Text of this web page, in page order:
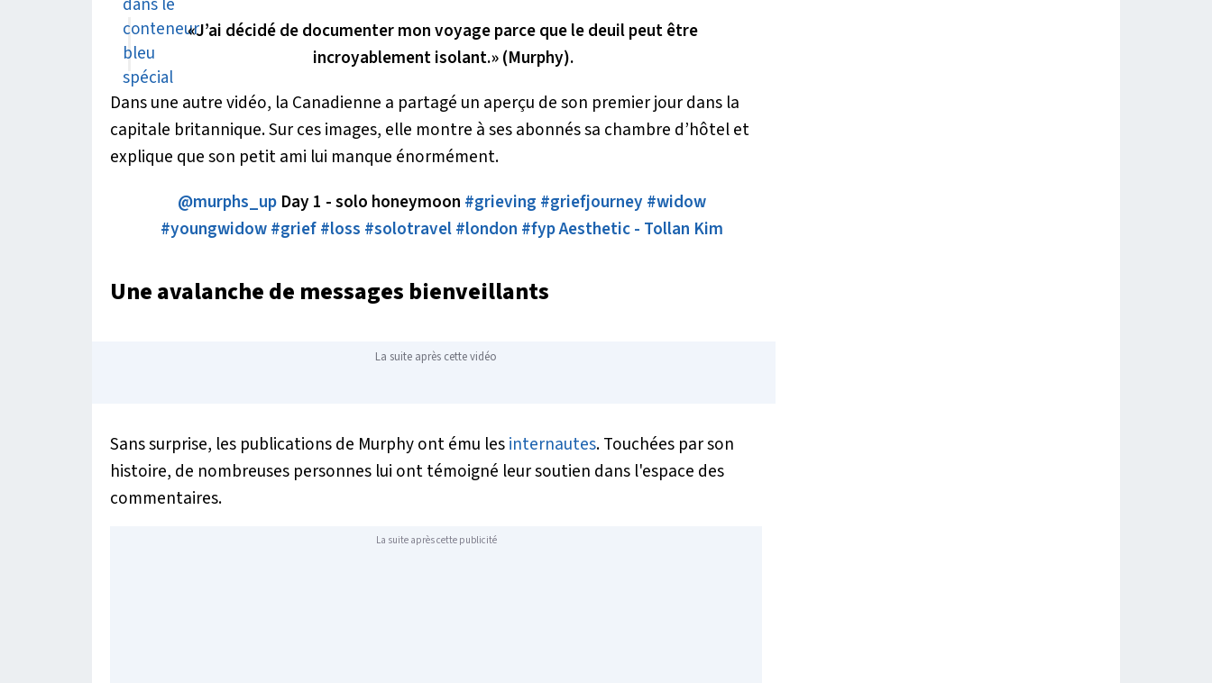
«J’ai décidé de documenter mon voyage parce que le deuil peut être
incroyablement isolant.» (Murphy).
Dans une autre vidéo, la Canadienne a partagé un aperçu de son premier jour dans la
capitale britannique. Sur ces images, elle montre à ses abonnés sa chambre d’hôtel et
explique que son petit ami lui manque énormément.
@murphs_upDay 1 - solo honeymoon #grieving #griefjourney#widow
#youngwidow#grief#loss #solotravel#london #fypAesthetic - Tollan Kim
Une avalanche de messages bienveillants
La suite après cette vidéo
Sans surprise, les publications de Murphy ont ému lesinternautes. Touchées par son
histoire, de nombreuses personnes lui ont témoigné leur soutien dans l'espace des
commentaires.
La suite après cette publicité